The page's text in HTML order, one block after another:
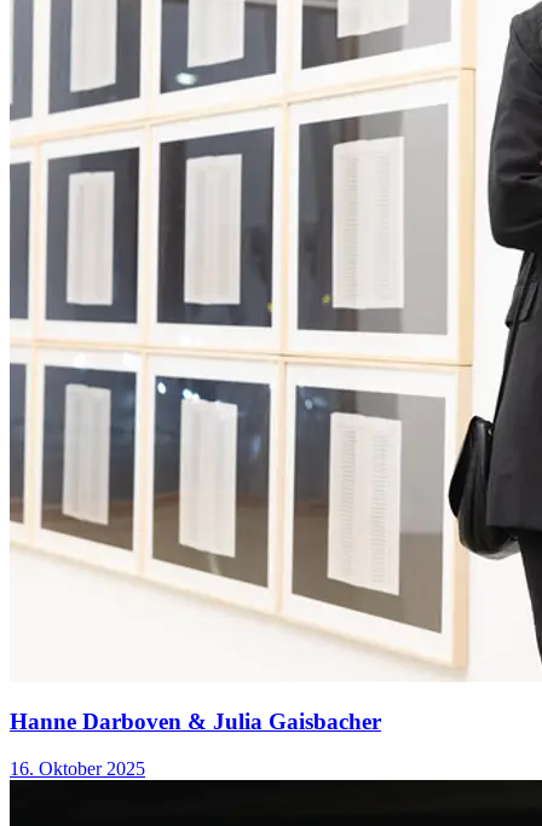
Aktuell arbeiten die Städte Berlin, Brüssel, Lissabon, Luxemburg
und Wien zusammen. Gemeinsam ist allen Partnern, dass jede
teilnehmende europäische Hauptstadt entweder jährlich oder
biennal in ihrer Stadt ein Fotofestival ausrichtet.
Das europäische Netzwerk EMOP steht für die Sichtbarmachung
und die Stärkung der sich über lange Jahre stets weiter
etablierenden Fotofestivalkulturen, die über die jeweils eigenen
Grenzen hinausweisen und zeigen, dass für die Fotografie – als
Räume etabliert werden, in denen die sozialen und künstlerischen
Im Zentrum des europäischen Netzwerks steht der Austausch
über die historische und zeitgenössische künstlerische Fotografie,
die Förderung insbesondere des internationalen künstlerischen
Nachwuchses sowie die Sichtbarmachung des Mediums
Fotografie in Ausstellungen und anderen Vermittlungsformaten.
Festivals des EMOP-Netzwerks
Aktive Mitglieder des EMOP-Netzwerks sind derzeit folgende
europäische Fotofestivals:
EMOPLUX (Luxemburg)
EMOP Berlin – EUROPEAN MONTH OF PHOTOGRAPHY
PHOTO BRUSSELS FESTIVAL (Brüssel)
Hanne Darboven & Julia Gaisbacher
16. Oktober 2025